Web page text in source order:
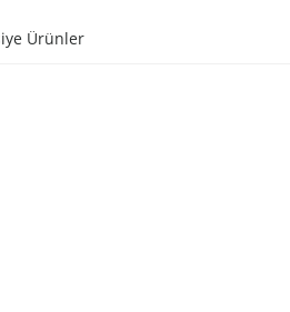
Ürünler